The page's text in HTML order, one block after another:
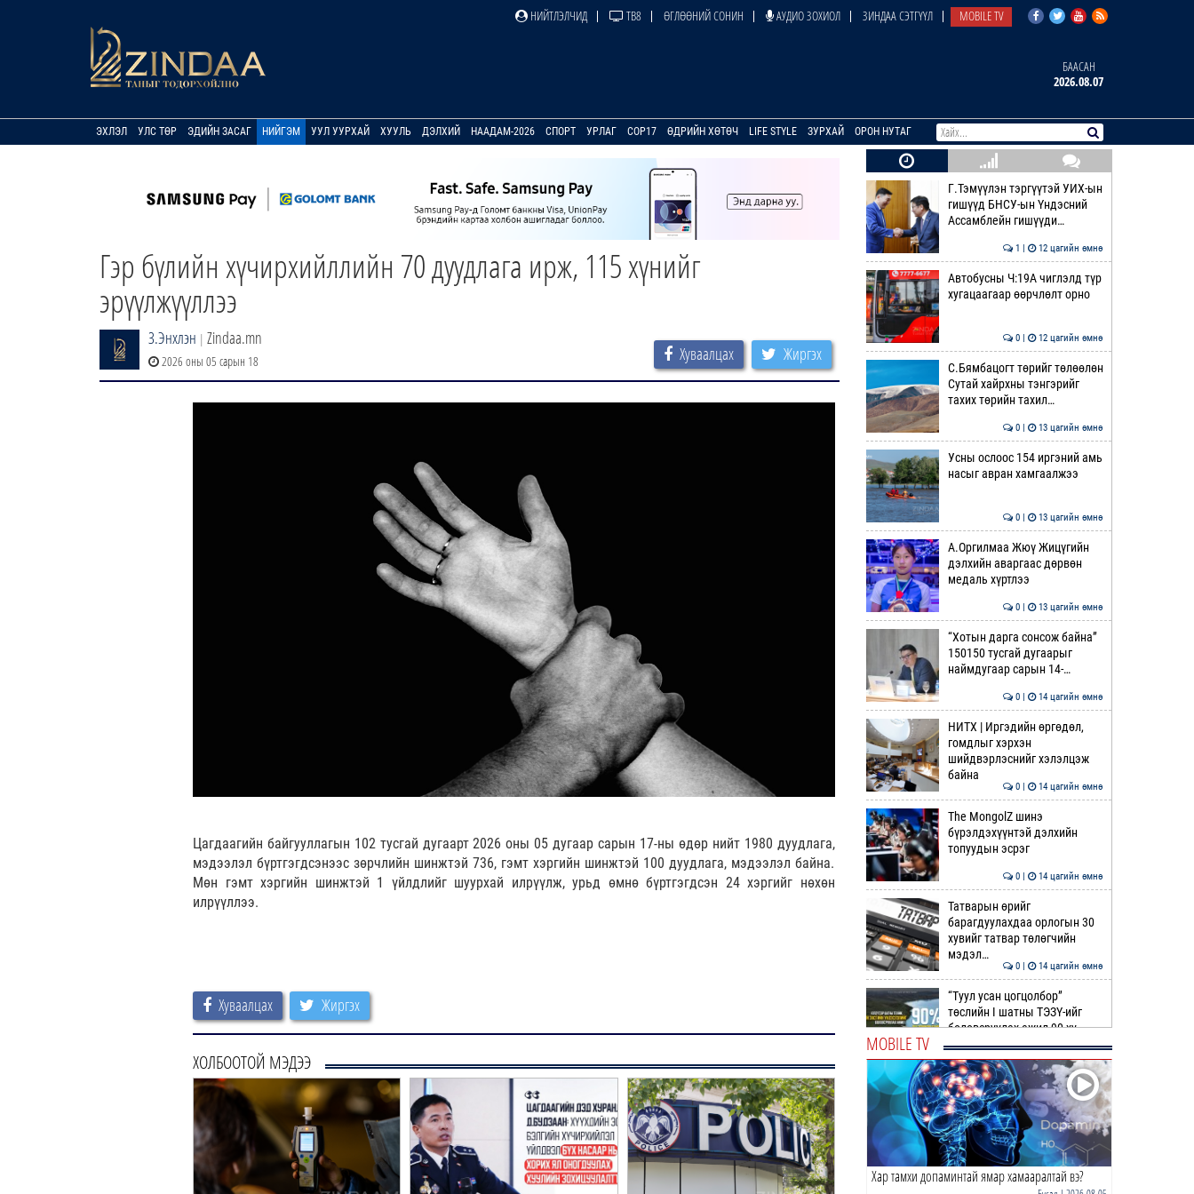
НИЙТЛЭЛЧИД ТВ8 ӨГЛӨӨНИЙ СОНИН АУДИО ЗОХИОЛ ЗИНДАА СЭТГҮҮЛ MOBILE TV
БААСАН
2026.08.07
ЭХЛЭЛ УЛС ТӨР ЭДИЙН ЗАСАГ НИЙГЭМ УУЛ УУРХАЙ ХУУЛЬ ДЭЛХИЙ НААДАМ-2026 СПОРТ УРЛАГ COP17 ӨДРИЙН ХӨТӨЧ LIFE STYLE ЗУРХАЙ ОРОН НУТАГ
Гэр бүлийн хүчирхийллийн 70 дуудлага ирж, 115 хүнийг
эрүүлжүүллээ
З.Энхлэн | Zindaa.mn
2026 оны 05 сарын 18 Хуваалцах Жиргэх
Цагдаагийн байгууллагын 102 тусгай дугаарт 2026 оны 05 дугаар сарын 17-ны өдөр нийт 1980 дуудлага,
мэдээлэл бүртгэгдсэнээс зөрчлийн шинжтэй 736, гэмт хэргийн шинжтэй 100 дуудлага, мэдээлэл байна.
Мөн гэмт хэргийн шинжтэй 1 үйлдлийг шуурхай илрүүлж, урьд өмнө бүртгэгдсэн 24 хэргийг нөхөн
илрүүллээ.
Хуваалцах Жиргэх
ХОЛБООТОЙ МЭДЭЭ
Г.Тэмүүлэн тэргүүтэй УИХ-ын
гишүүд БНСУ-ын Үндэсний
Ассамблейн гишүүди…
1 | 12 цагийн өмнө
Автобусны Ч:19А чиглэлд түр
хугацаагаар өөрчлөлт орно
0 | 12 цагийн өмнө
С.Бямбацогт төрийг төлөөлөн
Сутай хайрхны тэнгэрийг
тахих төрийн тахил…
0 | 13 цагийн өмнө
Усны ослоос 154 иргэний амь
насыг авран хамгаалжээ
0 | 13 цагийн өмнө
А.Оргилмаа Жюү Жицүгийн
дэлхийн аваргаас дөрвөн
медаль хүртлээ
0 | 13 цагийн өмнө
“Хотын дарга сонсож байна”
150150 тусгай дугаарыг
наймдугаар сарын 14-…
0 | 14 цагийн өмнө
НИТХ | Иргэдийн өргөдөл,
гомдлыг хэрхэн
шийдвэрлэснийг хэлэлцэж
байна
0 | 14 цагийн өмнө
The MongolZ шинэ
бүрэлдэхүүнтэй дэлхийн
топуудын эсрэг
0 | 14 цагийн өмнө
Татварын өрийг
барагдуулахдаа орлогын 30
хувийг татвар төлөгчийн
мэдэл…
0 | 14 цагийн өмнө
“Туул усан цогцолбор”
төслийн I шатны ТЭЗҮ-ийг
боловсруулах ажил 90 ху…
Нийслэлийн иргэдийн
Төлөөлөгчдийн Хурлын
Ээлжит VIII хуралдаан
эхэллээ
0 | 15 цагийн өмнө
ТОО | Гадаад валютын нөөц
MOBILE TV
Хар тамхи допаминтай ямар хамааралтай вэ?